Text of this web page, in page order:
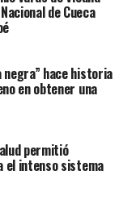
de Cueca
hace historia
en obtener una
permitió
el intenso sistema